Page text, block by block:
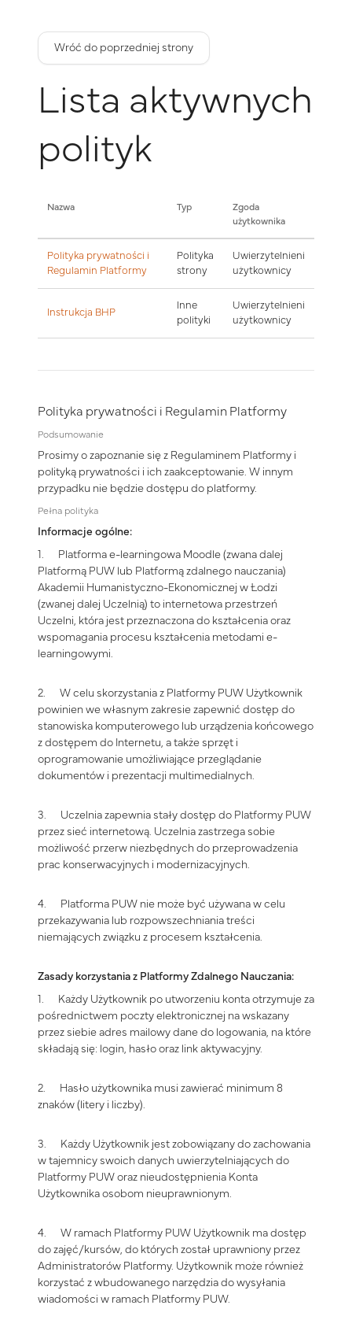
Wróć do poprzedniej strony
Lista aktywnych
polityk
Nazwa Typ
Zgoda
użytkownika
Polityka prywatności i
Regulamin Platformy
Polityka
strony
Uwierzytelnieni
użytkownicy
Instrukcja BHP
Inne
polityki
Uwierzytelnieni
użytkownicy
Polityka prywatności i Regulamin Platformy
Podsumowanie
Prosimy o zapoznanie się z Regulaminem Platformy i
polityką prywatności i ich zaakceptowanie. W innym
przypadku nie będzie dostępu do platformy.
Pełna polityka
Informacje ogólne:
1. Platforma e-learningowa Moodle (zwana dalej
Platformą PUW lub Platformą zdalnego nauczania)
Akademii Humanistyczno-Ekonomicznej w Łodzi
(zwanej dalej Uczelnią) to internetowa przestrzeń
Uczelni, która jest przeznaczona do kształcenia oraz
wspomagania procesu kształcenia metodami e-
learningowymi.
2. W celu skorzystania z Platformy PUW Użytkownik
powinien we własnym zakresie zapewnić dostęp do
stanowiska komputerowego lub urządzenia końcowego
z dostępem do Internetu, a także sprzęt i
oprogramowanie umożliwiające przeglądanie
dokumentów i prezentacji multimedialnych.
3. Uczelnia zapewnia stały dostęp do Platformy PUW
przez sieć internetową. Uczelnia zastrzega sobie
możliwość przerw niezbędnych do przeprowadzenia
prac konserwacyjnych i modernizacyjnych.
4. Platforma PUW nie może być używana w celu
przekazywania lub rozpowszechniania treści
niemających związku z procesem kształcenia.
Zasady korzystania z Platformy Zdalnego Nauczania:
1. Każdy Użytkownik po utworzeniu konta otrzymuje za
pośrednictwem poczty elektronicznej na wskazany
przez siebie adres mailowy dane do logowania, na które
składają się: login, hasło oraz link aktywacyjny.
2. Hasło użytkownika musi zawierać minimum 8
znaków (litery i liczby).
3. Każdy Użytkownik jest zobowiązany do zachowania
w tajemnicy swoich danych uwierzytelniających do
Platformy PUW oraz nieudostępnienia Konta
Użytkownika osobom nieuprawnionym.
4. W ramach Platformy PUW Użytkownik ma dostęp
do zajęć/kursów, do których został uprawniony przez
Administratorów Platformy. Użytkownik może również
korzystać z wbudowanego narzędzia do wysyłania
wiadomości w ramach Platformy PUW.